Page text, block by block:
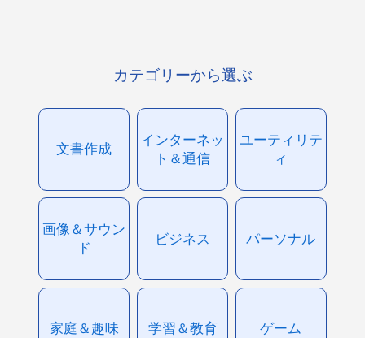
カテゴリーから選ぶ
文書作成
インターネッ
ト＆通信
ユーティリテ
ィ
画像＆サウン
ド
ビジネス パーソナル
家庭＆趣味 学習＆教育 ゲーム